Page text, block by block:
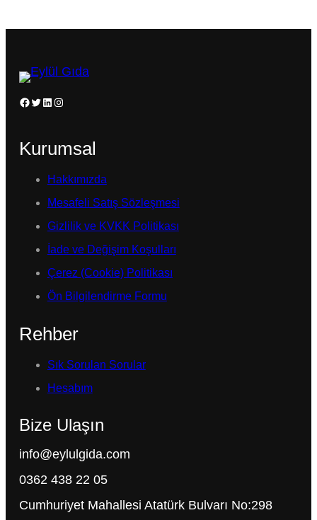
Facebook Twitter LinkedIn Instagram
Kurumsal
Hakkımızda
Mesafeli Satış Sözleşmesi
Gizlilik ve KVKK Politikası
İade ve Değişim Koşulları
Çerez (Cookie) Politikası
Ön Bilgilendirme Formu
Rehber
Sık Sorulan Sorular
Hesabım
Bize Ulaşın
info@eylulgida.com
0362 438 22 05
Cumhuriyet Mahallesi Atatürk Bulvarı No:298